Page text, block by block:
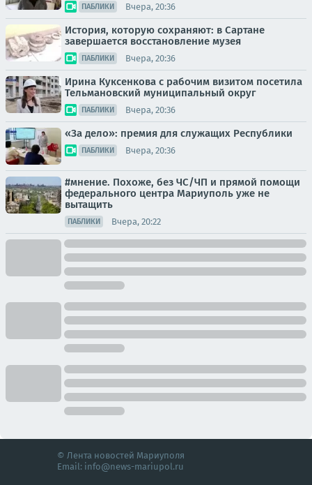
ПАБЛИКИ Вчера, 20:36
История, которую сохраняют: в Сартане
завершается восстановление музея
ПАБЛИКИ Вчера, 20:36
Ирина Куксенкова с рабочим визитом посетила
Тельмановский муниципальный округ
ПАБЛИКИ Вчера, 20:36
«За дело»: премия для служащих Республики
ПАБЛИКИ Вчера, 20:36
#мнение. Похоже, без ЧС/ЧП и прямой помощи
федерального центра Мариуполь уже не
вытащить
ПАБЛИКИ Вчера, 20:22
© Лента новостей Мариуполя
Email: info@news-mariupol.ru